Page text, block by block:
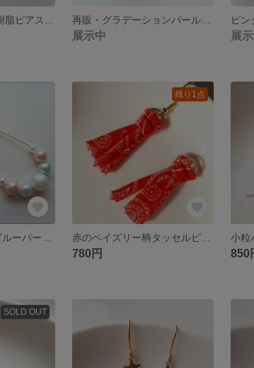
再販・グラデーションパールのピアス/樹脂ピアス/ノンホールピアス/イヤリング
展示中 展
残り1点
赤のペイズリー柄タッセルピアス/樹脂ピアス/ノンホールピアス/イヤリング
780円 850
SOLD OUT